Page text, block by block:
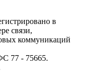
в
связи,
коммуникаций
77 - 75665.